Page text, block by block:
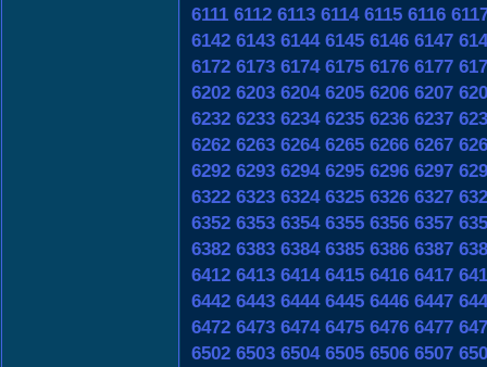
6111 6112 6113 6114 6115 6116
6142 6143 6144 6145 6146 6147
6172 6173 6174 6175 6176 6177
6202 6203 6204 6205 6206 6207
6232 6233 6234 6235 6236 6237
6262 6263 6264 6265 6266 6267
6292 6293 6294 6295 6296 6297
6322 6323 6324 6325 6326 6327
6352 6353 6354 6355 6356 6357
6382 6383 6384 6385 6386 6387
6412 6413 6414 6415 6416 6417
6442 6443 6444 6445 6446 6447
6472 6473 6474 6475 6476 6477
6502 6503 6504 6505 6506 6507